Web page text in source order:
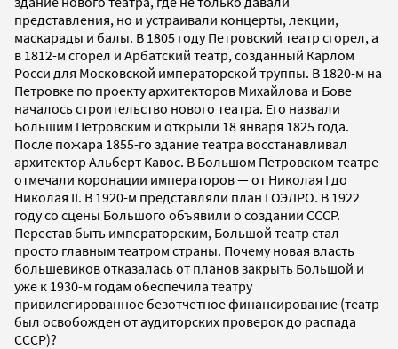
представления, но и устраивали концерты, лекции,
маскарады и балы. В 1805 году Петровский театр сгорел, а
в 1812-м сгорел и Арбатский театр, созданный Карлом
Росси для Московской императорской труппы. В 1820-м на
Петровке по проекту архитекторов Михайлова и Бове
началось строительство нового театра. Его назвали
Большим Петровским и открыли 18 января 1825 года.
После пожара 1855-го здание театра восстанавливал
архитектор Альберт Кавос. В Большом Петровском театре
отмечали коронации императоров — от Николая I до
Николая II. В 1920-м представляли план ГОЭЛРО. В 1922
году со сцены Большого объявили о создании СССР.
Перестав быть императорским, Большой театр стал
просто главным театром страны. Почему новая власть
большевиков отказалась от планов закрыть Большой и
уже к 1930-м годам обеспечила театру
привилегированное безотчетное финансирование (театр
был освобожден от аудиторских проверок до распада
СССР)?